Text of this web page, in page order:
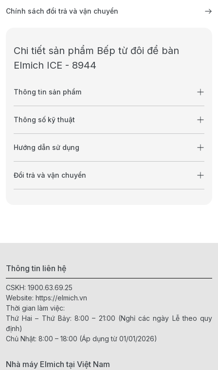
Chính sách đổi trả và vận chuyển
Chi tiết sản phẩm Bếp từ đôi để bàn
Elmich ICE - 8944
Thông tin sản phẩm
Thông số kỹ thuật
Hướng dẫn sử dụng
Đổi trả và vận chuyển
Thông tin liên hệ
CSKH: 1900.63.69.25
Website: https://elmich.vn
Thời gian làm việc:
Thứ Hai – Thứ Bảy: 8:00 – 21:00 (Nghỉ các ngày Lễ theo quy
định)
Chủ Nhật: 8:00 – 18:00 (Áp dụng từ 01/01/2026)
Nhà máy Elmich tại Việt Nam